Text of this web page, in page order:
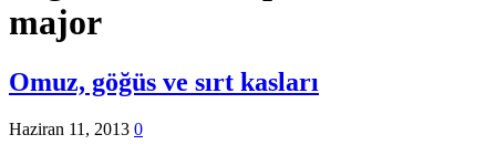
major
Omuz, göğüs ve sırt kasları
Haziran 11, 2013 0